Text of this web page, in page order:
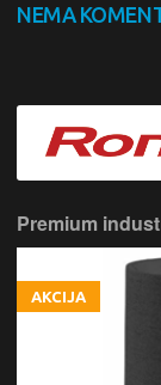
NEMA
Premium
AKCIJA